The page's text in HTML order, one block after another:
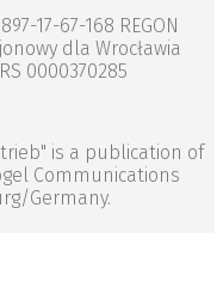
17-67-168 REGON
dla Wrocławia
0000370285
is a publication of
Communications
Germany.